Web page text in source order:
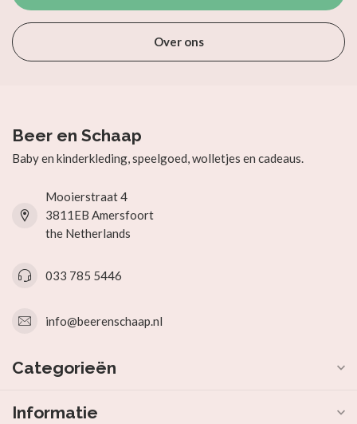
Over ons
Beer en Schaap
Baby en kinderkleding, speelgoed, wolletjes en cadeaus.
Mooierstraat 4
3811EB Amersfoort
the Netherlands
033 785 5446
info@beerenschaap.nl
Categorieën
Informatie